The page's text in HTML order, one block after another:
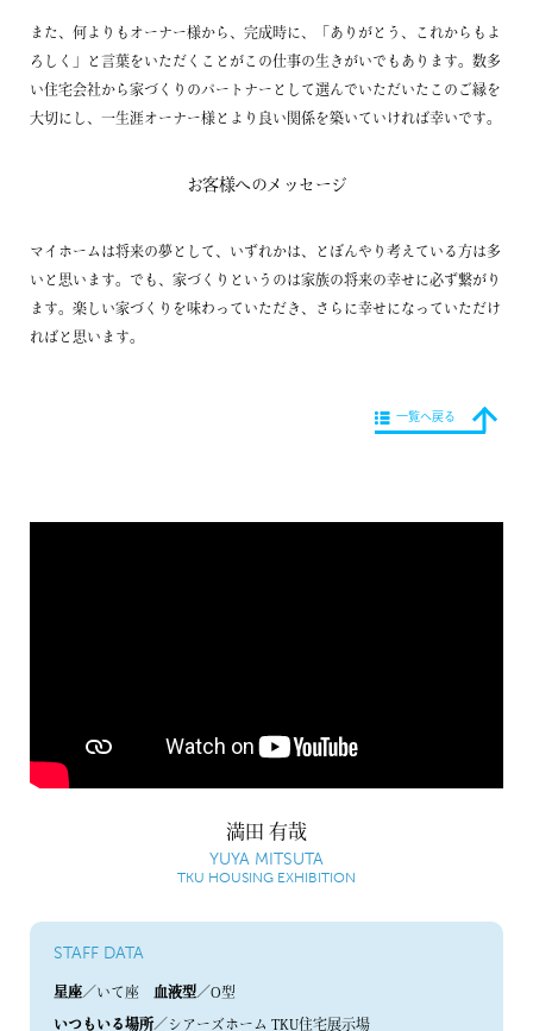
また、何よりもオーナー様から、完成時に、「ありがとう、これからもよ
ろしく」と言葉をいただくことがこの仕事の生きがいでもあります。数多
い住宅会社から家づくりのパートナーとして選んでいただいたこのご縁を
大切にし、一生涯オーナー様とより良い関係を築いていければ幸いです。
お客様へのメッセージ
マイホームは将来の夢として、いずれかは、とぼんやり考えている方は多
いと思います。でも、家づくりというのは家族の将来の幸せに必ず繋がり
ます。楽しい家づくりを味わっていただき、さらに幸せになっていただけ
ればと思います。
一覧へ戻る
満田 有哉
YUYA MITSUTA
TKU HOUSING EXHIBITION
STAFF DATA
星座／いて座 血液型／O型
いつもいる場所／シアーズホーム TKU住宅展示場